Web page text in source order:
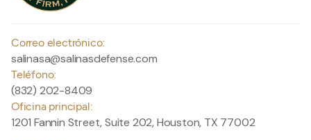
Correo electrónico:
salinasa@salinasdefense.com
Teléfono:
(832) 202-8409
Oficina principal:
1201 Fannin Street, Suite 202, Houston, TX 77002